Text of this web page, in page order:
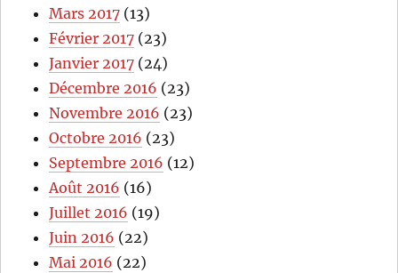
Mars 2017 (13)
Février 2017 (23)
Janvier 2017 (24)
Décembre 2016 (23)
Novembre 2016 (23)
Octobre 2016 (23)
Septembre 2016 (12)
Août 2016 (16)
Juillet 2016 (19)
Juin 2016 (22)
Mai 2016 (22)